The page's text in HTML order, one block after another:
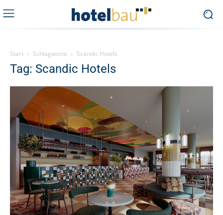
Start Schlagworte Scandic Hotels
Tag: Scandic Hotels